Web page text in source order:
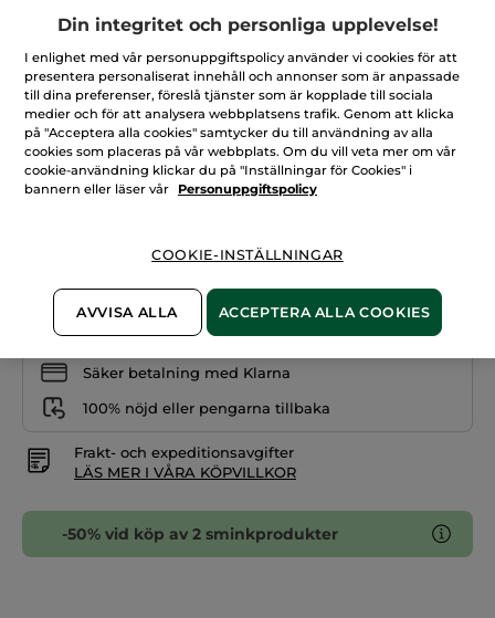
av
stjärnor.
Läs
recensioner
för
Läppenna,
02.
169,00 Kr
02. Rosenträ
Antal
LÄGG I VARUKORGEN
Fri frakt vid köp över 229 kr
Säker betalning med Klarna
100% nöjd eller pengarna tillbaka
Frakt- och expeditionsavgifter
LÄS MER I VÅRA KÖPVILLKOR
-50% vid köp av 2 sminkprodukter
Din integritet och personliga upplevelse!
I enlighet med vår personuppgiftspolicy använder vi cookies för att
presentera personaliserat innehåll och annonser som är anpassade
till dina preferenser, föreslå tjänster som är kopplade till sociala
medier och för att analysera webbplatsens trafik. Genom att klicka
på "Acceptera alla cookies" samtycker du till användning av alla
cookies som placeras på vår webbplats. Om du vill veta mer om vår
cookie-användning klickar du på "Inställningar för Cookies" i
bannern eller läser vår
Personuppgiftspolicy
COOKIE-INSTÄLLNINGAR
AVVISA ALLA ACCEPTERA ALLA COOKIES